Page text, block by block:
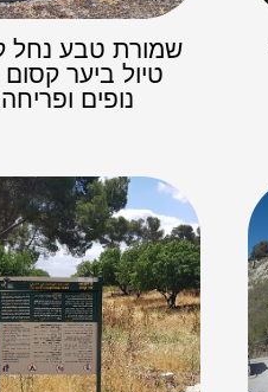
שמורת טבע נחל
טיול ביער קסום
נופים ופריחה